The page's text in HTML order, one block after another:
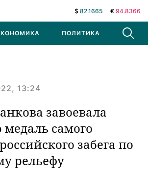
$ 82.1665 € 94.8366
ПОЛИТИКА В МИРЕ
13:24
завоевала
самого
забега по
рельефу